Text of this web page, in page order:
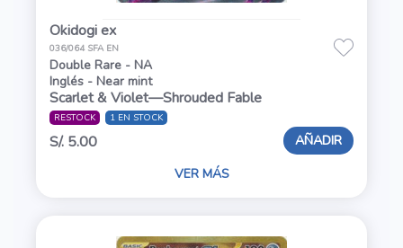
Okidogi ex
036/064 SFA EN
Double Rare - NA
Inglés - Near mint
Scarlet & Violet—Shrouded Fable
RESTOCK 1 EN STOCK
S/. 5.00 AÑADIR
VER MÁS